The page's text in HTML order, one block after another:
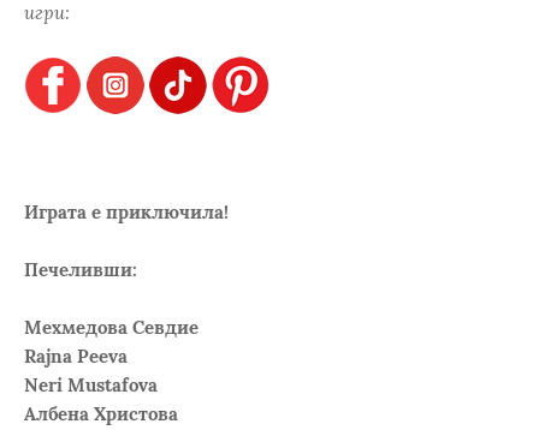
игри:
Играта е приключила!
Печеливши:
Мехмедова Севдие
Rajna Peeva
Neri Mustafova
Албена Христова